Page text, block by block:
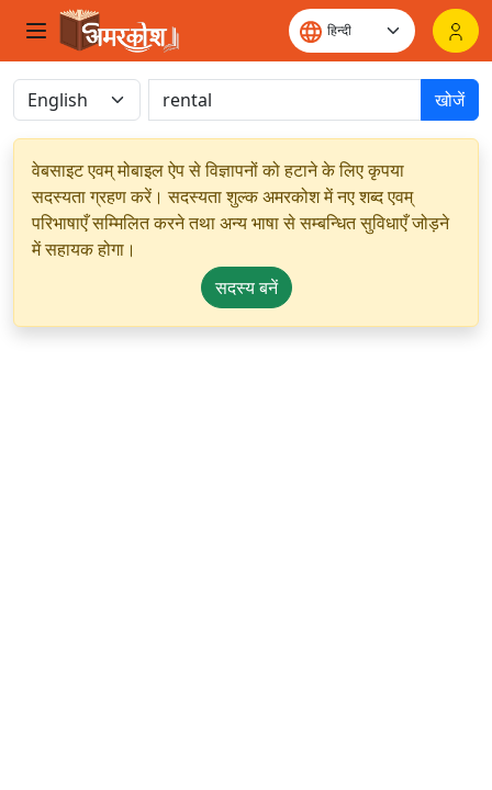
खोजें
वेबसाइट एवम् मोबाइल ऐप से विज्ञापनों को हटाने के लिए कृपया
सदस्यता ग्रहण करें। सदस्यता शुल्क अमरकोश में नए शब्द एवम्
परिभाषाएँ सम्मिलित करने तथा अन्य भाषा से सम्बन्धित सुविधाएँ जोड़ने
में सहायक होगा।
सदस्य बनें